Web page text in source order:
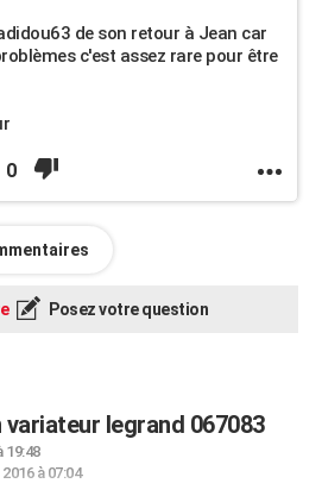
de son retour à Jean car
c'est assez rare pour être
0
Posez votre question
legrand 067083
19:48
à 07:04